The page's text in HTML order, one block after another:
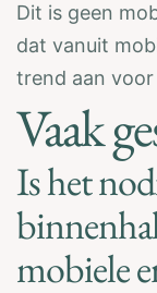
Dit is geen
dat vanuit
trend aan
Vaak
Is het
mobiele